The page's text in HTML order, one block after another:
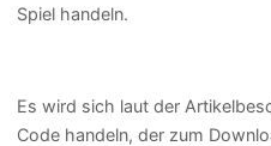
Spiel handeln.
Es wird sich laut der
Code handeln, der zum